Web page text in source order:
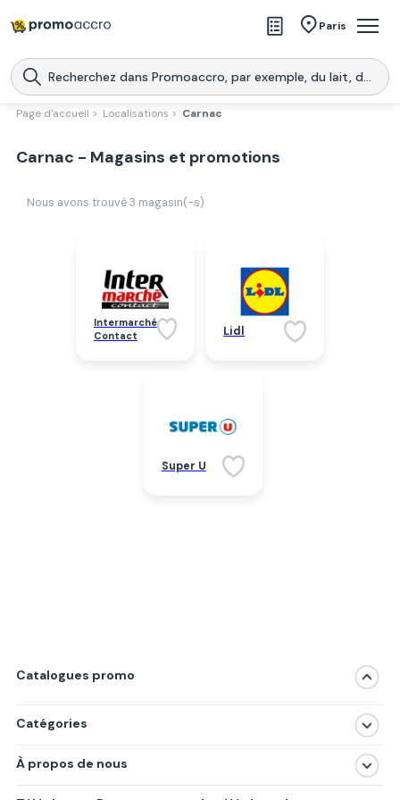
Paris
Magasins
Produits
Promoaccro
Page d'accueil > Localisations > Carnac
Carnac - Magasins et promotions
Nous avons trouvé 3 magasin(-s)
Intermarché
Contact
Lidl
Super U
Catalogues promo
Catégories
Produits
À propos de nous